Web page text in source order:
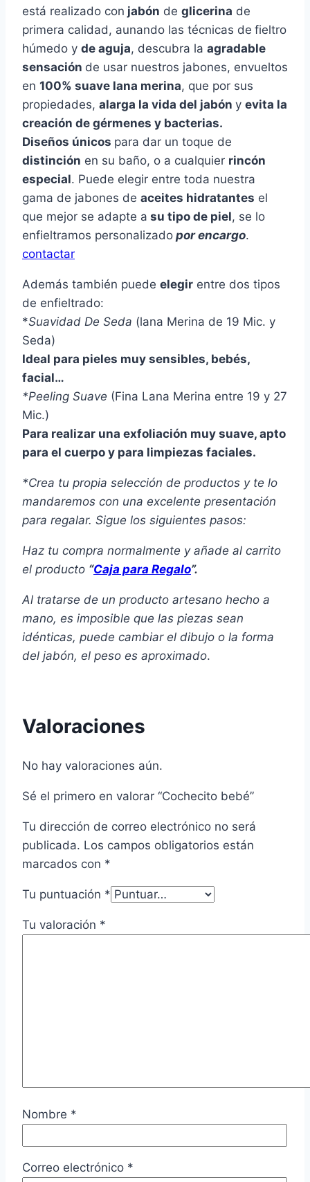
está realizado con jabón de glicerina de
primera calidad, aunando las técnicas de fieltro
húmedo y de aguja, descubra la agradable
sensación de usar nuestros jabones, envueltos
en 100% suave lana merina, que por sus
propiedades, alarga la vida del jabón y evita la
creación de gérmenes y bacterias.
Diseños únicos para dar un toque de
distinción en su baño, o a cualquier rincón
especial. Puede elegir entre toda nuestra
gama de jabones de aceites hidratantes el
que mejor se adapte a su tipo de piel, se lo
enfieltramos personalizado por encargo.
contactar
Además también puede elegir entre dos tipos
de enfieltrado:
*Suavidad De Seda (lana Merina de 19 Mic. y
Seda)
Ideal para pieles muy sensibles, bebés,
facial…
*Peeling Suave (Fina Lana Merina entre 19 y 27
Mic.)
Para realizar una exfoliación muy suave, apto
para el cuerpo y para limpiezas faciales.
*Crea tu propia selección de productos y te lo
mandaremos con una excelente presentación
para regalar. Sigue los siguientes pasos:
Haz tu compra normalmente y añade al carrito
el producto “Caja para Regalo”.
Al tratarse de un producto artesano hecho a
mano, es imposible que las piezas sean
idénticas, puede cambiar el dibujo o la forma
del jabón, el peso es aproximado.
Valoraciones
No hay valoraciones aún.
Sé el primero en valorar “Cochecito bebé”
Tu dirección de correo electrónico no será
publicada. Los campos obligatorios están
marcados con *
Tu puntuación *
Tu valoración *
Nombre *
Correo electrónico *